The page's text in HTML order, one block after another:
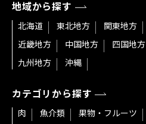
地域から探す
北海道 東北地方 関東地方
近畿地方
中国地方
四国地方
九州地方
沖縄
カテゴリから探す
肉 魚介類 果物・フルーツ